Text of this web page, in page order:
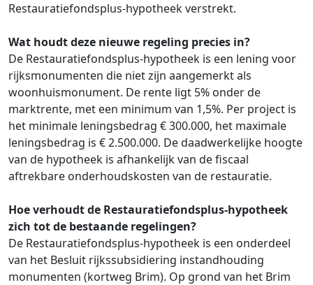
Restauratiefondsplus-hypotheek verstrekt.
Wat houdt deze nieuwe regeling precies in?
De Restauratiefondsplus-hypotheek is een lening voor
rijksmonumenten die niet zijn aangemerkt als
woonhuismonument. De rente ligt 5% onder de
marktrente, met een minimum van 1,5%. Per project is
het minimale leningsbedrag € 300.000, het maximale
leningsbedrag is € 2.500.000. De daadwerkelijke hoogte
van de hypotheek is afhankelijk van de fiscaal
aftrekbare onderhoudskosten van de restauratie.
Hoe verhoudt de Restauratiefondsplus-hypotheek
zich tot de bestaande regelingen?
De Restauratiefondsplus-hypotheek is een onderdeel
van het Besluit rijkssubsidiering instandhouding
monumenten (kortweg Brim). Op grond van het Brim